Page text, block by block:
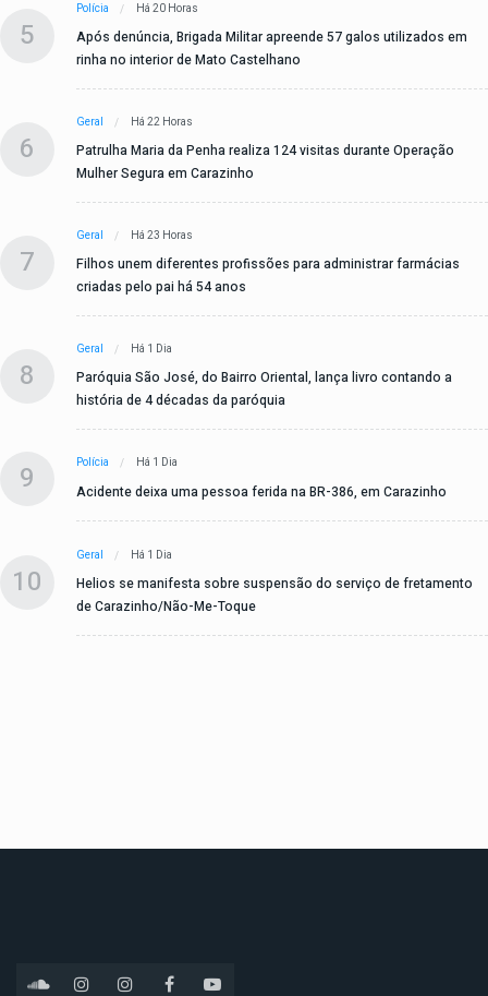
5
Polícia Há 20 Horas
Após denúncia, Brigada Militar apreende 57 galos utilizados em
rinha no interior de Mato Castelhano
6
Geral Há 22 Horas
Patrulha Maria da Penha realiza 124 visitas durante Operação
Mulher Segura em Carazinho
7
Geral Há 23 Horas
Filhos unem diferentes profissões para administrar farmácias
criadas pelo pai há 54 anos
8
Geral Há 1 Dia
Paróquia São José, do Bairro Oriental, lança livro contando a
história de 4 décadas da paróquia
9 Polícia Há 1 Dia
Acidente deixa uma pessoa ferida na BR-386, em Carazinho
10
Geral Há 1 Dia
Helios se manifesta sobre suspensão do serviço de fretamento
de Carazinho/Não-Me-Toque